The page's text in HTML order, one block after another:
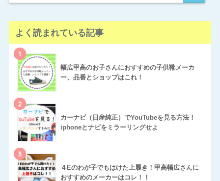
よく読まれている記事
1
幅広甲高のお子さんにおすすめの子供靴メーカ
ー、品番とショップはこれ！
2
カーナビ（日産純正）でYouTubeを見る方法！
iphoneとナビをミラーリングせよ
3
４Eのわが子でもはけた上履き！甲高幅広さんに
おすすめのメーカーはコレ！！